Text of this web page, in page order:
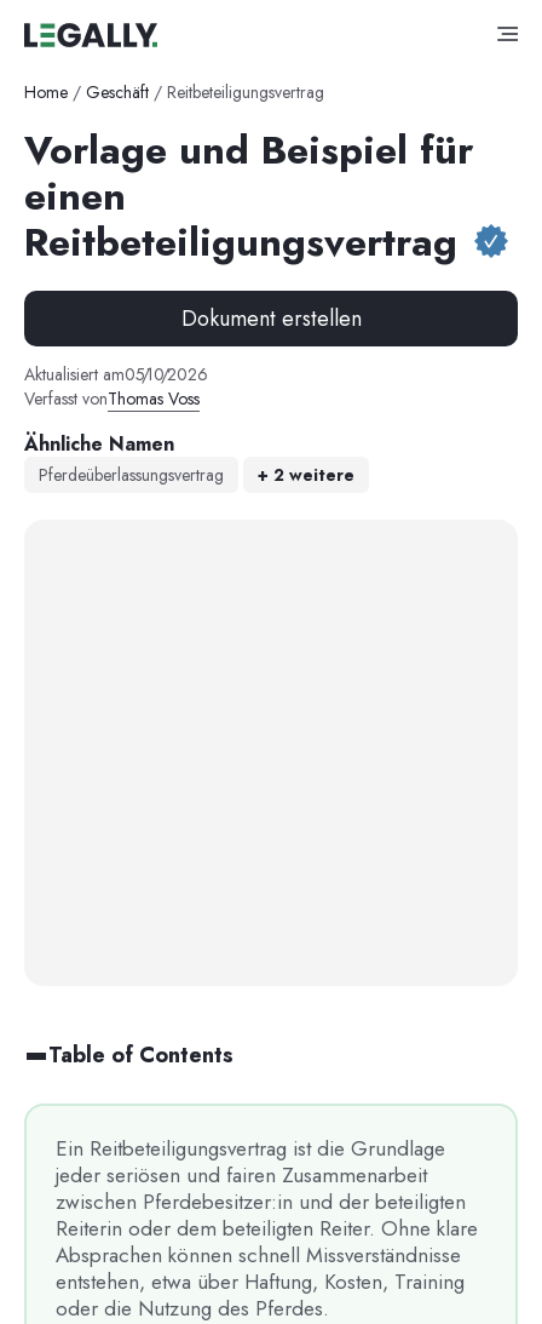
Home / Geschäft / Reitbeteiligungsvertrag
Vorlage und Beispiel für
einen
Reitbeteiligungsvertrag
Dokument erstellen
Aktualisiert am05/10/2026
Verfasst vonThomas Voss
Ähnliche Namen
Pferdeüberlassungsvertrag + 2 weitere
Ein Reitbeteiligungsvertrag ist die Grundlage
jeder seriösen und fairen Zusammenarbeit
zwischen Pferdebesitzer:in und der beteiligten
Reiterin oder dem beteiligten Reiter. Ohne klare
Absprachen können schnell Missverständnisse
entstehen, etwa über Haftung, Kosten, Training
oder die Nutzung des Pferdes.
Table of Contents